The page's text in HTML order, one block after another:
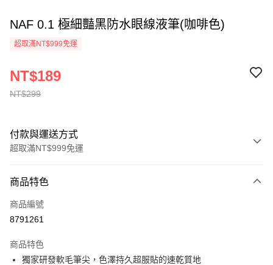
NAF 0.1 極細豔黑防水眼線液筆(咖啡色)
超取滿NT$999免運
NT$299
NT$189
付款與運送方式
超取滿NT$999免運
信用卡一次付款
超商取貨付款
Apple Pay
商品特色
商品編號
8791261
商品特色
獨家研發軟毛筆尖，色澤持久超服貼的速乾質地